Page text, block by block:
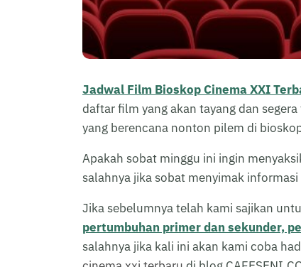
Jadwal Film Bioskop Cinema XXI
daftar film yang akan tayang dan
yang berencana nonton pilem di
Apakah sobat minggu ini ingin
salahnya jika sobat menyimak
Jika sebelumnya telah kami sajikan
pertumbuhan primer dan sekunder,
salahnya jika kali ini akan kami coba